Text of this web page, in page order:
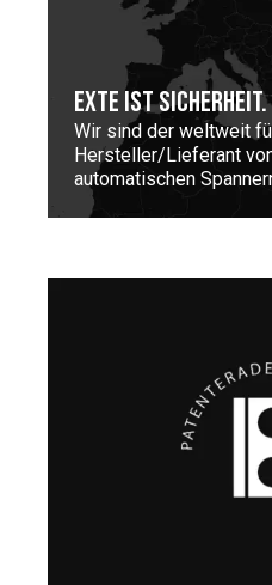
EXTE IST SICHERHEIT.
Wir sind der weltweit
Hersteller/Lieferant
automatischen